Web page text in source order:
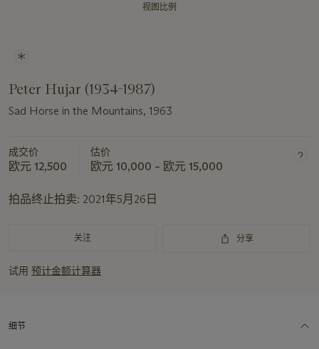
视图比例
Peter Hujar (1934-1987)
Sad Horse in the Mountains, 1963
成交价
欧元 12,500
估价
欧元 10,000 – 欧元 15,000
拍品终止拍卖: 2021年5月26日
关注 分享
试用 预计金额计算器
细节